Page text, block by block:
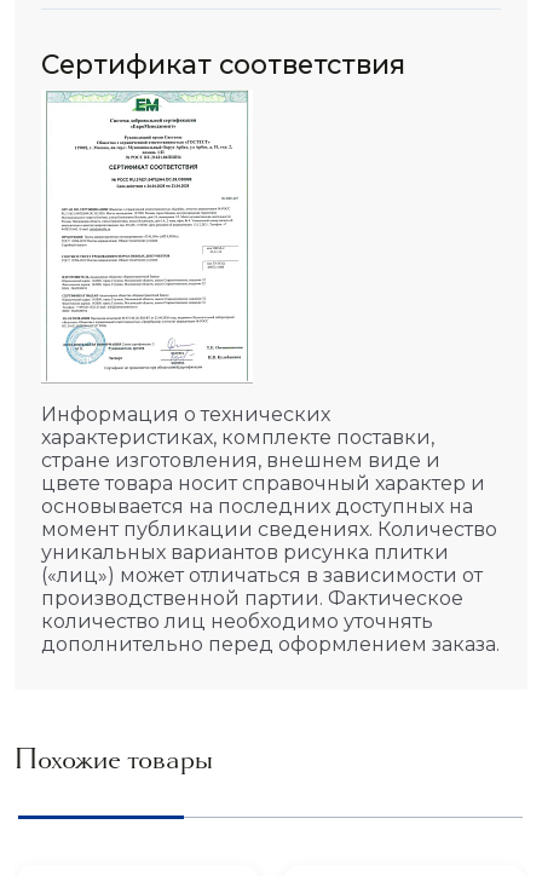
Сертификат соответствия
Информация о технических
характеристиках, комплекте поставки,
стране изготовления, внешнем виде и
цвете товара носит справочный характер и
основывается на последних доступных на
момент публикации сведениях. Количество
уникальных вариантов рисунка плитки
(«лиц») может отличаться в зависимости от
производственной партии. Фактическое
количество лиц необходимо уточнять
дополнительно перед оформлением заказа.
Похожие товары